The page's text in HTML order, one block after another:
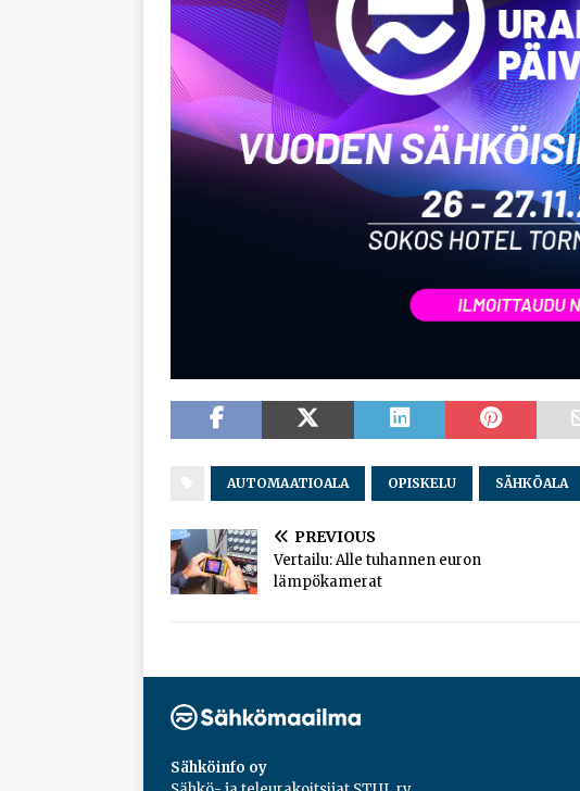
AUTOMAATIOALA OPISKELU SÄHKÖALA
PREVIOUS
Vertailu: Alle tuhannen euron
lämpökamerat
Sähköinfo oy